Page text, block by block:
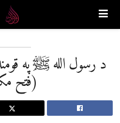
د رسول الله ﷺ په
(فتح